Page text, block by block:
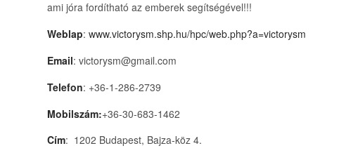
ami jóra fordítható az emberek segítségével!!!
Weblap: www.victorysm.shp.hu/hpc/web.php?a=victorysm
Email: victorysm@gmail.com
Telefon: +36-1-286-2739
Mobilszám:+36-30-683-1462
Cím: 1202 Budapest, Bajza-köz 4.